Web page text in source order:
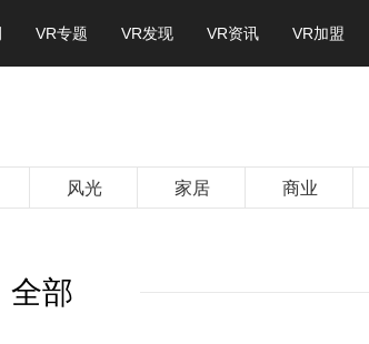
VR专题 VR发现 VR资讯 VR加盟
风光 家居 商业
全部